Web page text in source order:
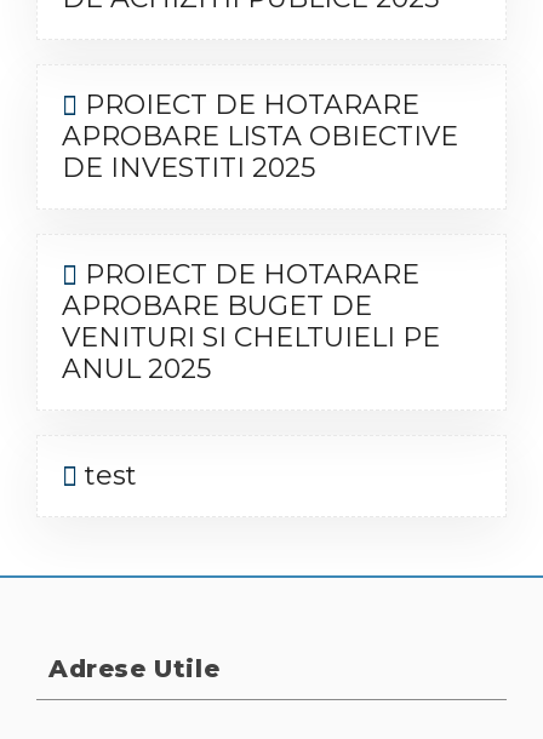
PROIECT DE HOTARARE
APROBARE LISTA OBIECTIVE
DE INVESTITI 2025
PROIECT DE HOTARARE
APROBARE BUGET DE
VENITURI SI CHELTUIELI PE
ANUL 2025
test
Adrese Utile